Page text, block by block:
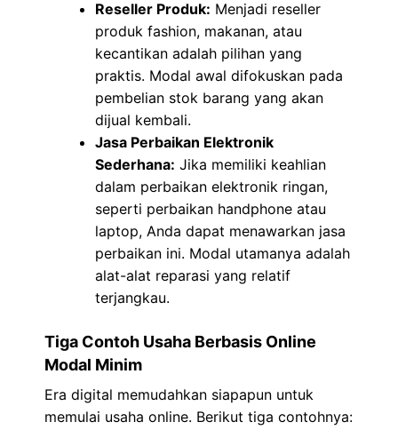
Reseller Produk: Menjadi reseller
produk fashion, makanan, atau
kecantikan adalah pilihan yang
praktis. Modal awal difokuskan pada
pembelian stok barang yang akan
dijual kembali.
Jasa Perbaikan Elektronik
Sederhana: Jika memiliki keahlian
dalam perbaikan elektronik ringan,
seperti perbaikan handphone atau
laptop, Anda dapat menawarkan jasa
perbaikan ini. Modal utamanya adalah
alat-alat reparasi yang relatif
terjangkau.
Tiga Contoh Usaha Berbasis Online
Modal Minim
Era digital memudahkan siapapun untuk
memulai usaha online. Berikut tiga contohnya: